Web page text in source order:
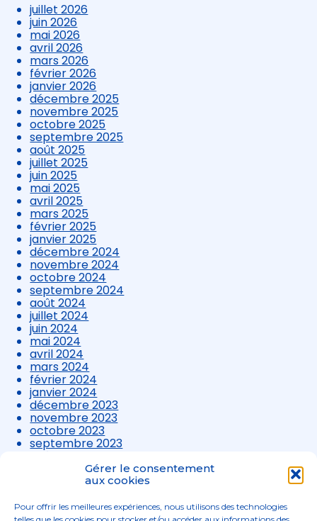
Gérer le consentement
aux cookies
Pour offrir les meilleures expériences, nous utilisons des technologies
juillet 2026
juin 2026
mai 2026
avril 2026
mars 2026
février 2026
janvier 2026
décembre 2025
novembre 2025
octobre 2025
septembre 2025
août 2025
juillet 2025
juin 2025
mai 2025
avril 2025
mars 2025
février 2025
janvier 2025
décembre 2024
novembre 2024
octobre 2024
septembre 2024
août 2024
juillet 2024
juin 2024
mai 2024
avril 2024
mars 2024
février 2024
janvier 2024
décembre 2023
novembre 2023
octobre 2023
septembre 2023
août 2023
juillet 2023
avril 2023